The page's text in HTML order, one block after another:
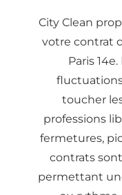
City Clean
votre contrat
Paris
toucher
professions
fermetures,
contrats
permettant